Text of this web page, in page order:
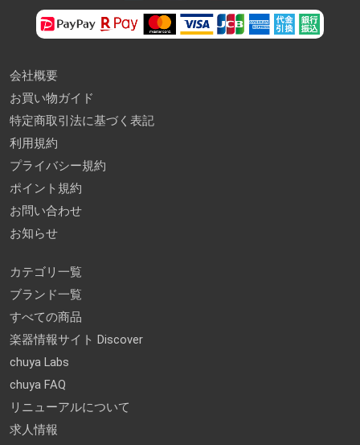
会社概要
お買い物ガイド
特定商取引法に基づく表記
利用規約
プライバシー規約
ポイント規約
お問い合わせ
お知らせ
カテゴリ一覧
ブランド一覧
すべての商品
楽器情報サイト Discover
chuya Labs
chuya FAQ
リニューアルについて
求人情報